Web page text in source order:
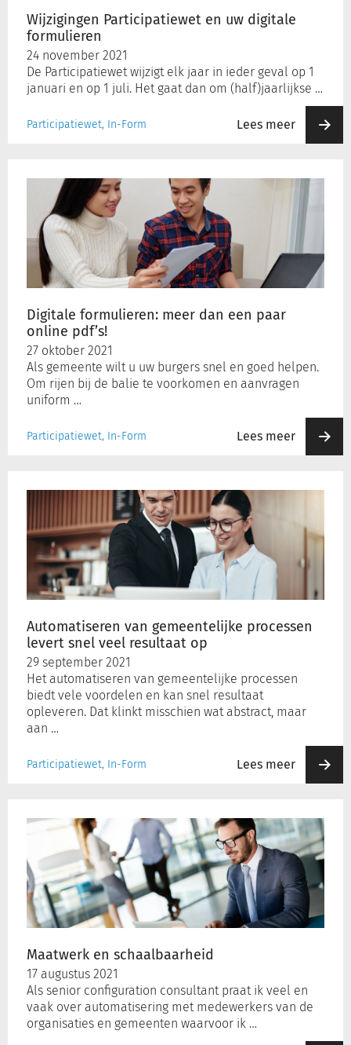
Wijzigingen Participatiewet en uw digitale
formulieren
24 november 2021
De Participatiewet wijzigt elk jaar in ieder geval op 1
januari en op 1 juli. Het gaat dan om (half)jaarlijkse …
Participatiewet, In-Form Lees meer
Digitale formulieren: meer dan een paar
online pdf’s!
27 oktober 2021
Als gemeente wilt u uw burgers snel en goed helpen.
Om rijen bij de balie te voorkomen en aanvragen
uniform …
Participatiewet, In-Form Lees meer
formulieren:
een
online
pdf’s!
Automatiseren van gemeentelijke processen
levert snel veel resultaat op
29 september 2021
Het automatiseren van gemeentelijke processen
biedt vele voordelen en kan snel resultaat
opleveren. Dat klinkt misschien wat abstract, maar
aan …
Participatiewet, In-Form Lees meer
gemeentelijke
processen
levert
resultaat
Maatwerk en schaalbaarheid
17 augustus 2021
Als senior configuration consultant praat ik veel en
vaak over automatisering met medewerkers van de
organisaties en gemeenten waarvoor ik …
schaalbaarheid